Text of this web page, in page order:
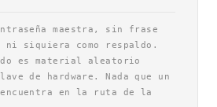
maestra, sin frase
ni siquiera como respaldo.
es material aleatorio
de hardware. Nada que un
en la ruta de la